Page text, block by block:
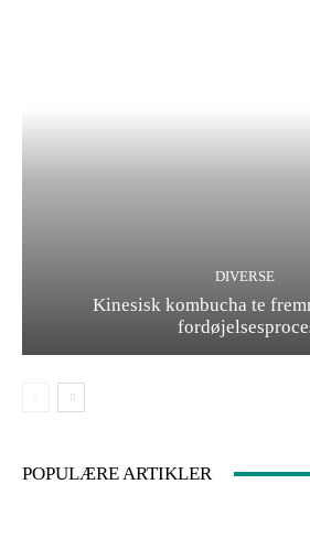
DIVERSE
Kinesisk kombucha te
POPULÆRE ARTIKLER